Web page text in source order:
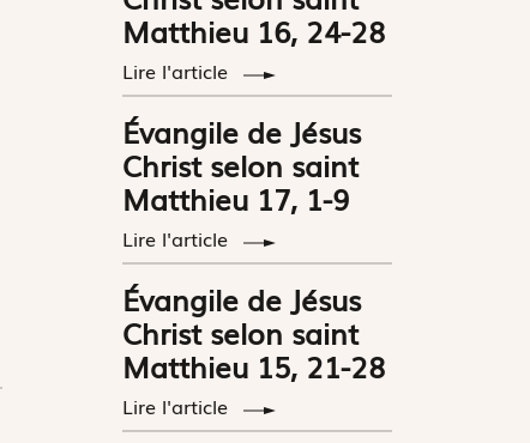
Matthieu 16, 24-28
Lire l'article
Évangile de Jésus
Christ selon saint
Matthieu 17, 1-9
Lire l'article
Évangile de Jésus
Christ selon saint
Matthieu 15, 21-28
Lire l'article